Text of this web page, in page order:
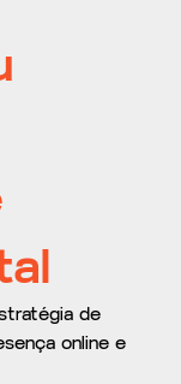
de
online e